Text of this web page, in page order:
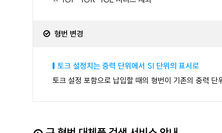
형번 변경
토크 설정치는 중력 단위에서 SI 단위의 표시로
토크 설정 포함으로 납입할 때의 형번이 기존의 중력